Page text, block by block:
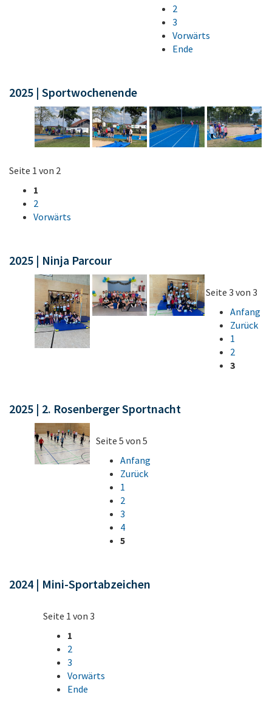
2
3
Vorwärts
Ende
2025 | Sportwochenende
Seite 1 von 2
1
2
Vorwärts
2025 | Ninja Parcour
Seite 3 von 3
Anfang
Zurück
1
2
3
2025 | 2. Rosenberger Sportnacht
Seite 5 von 5
Anfang
Zurück
1
2
3
4
5
2024 | Mini-Sportabzeichen
Seite 1 von 3
1
2
3
Vorwärts
Ende